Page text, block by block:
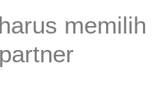
memilih